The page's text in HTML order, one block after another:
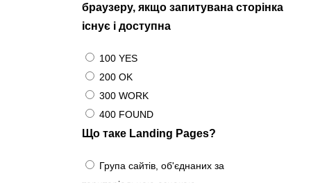
браузеру, якщо запитувана сторінка
існує і доступна
100 YES
200 OK
300 WORK
400 FOUND
Що таке Landing Pages?
Група сайтів, об'єднаних за